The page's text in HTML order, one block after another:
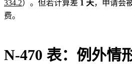
334.2）。但若计算差 1 天，申请会
费。
N‑470 表：例外情